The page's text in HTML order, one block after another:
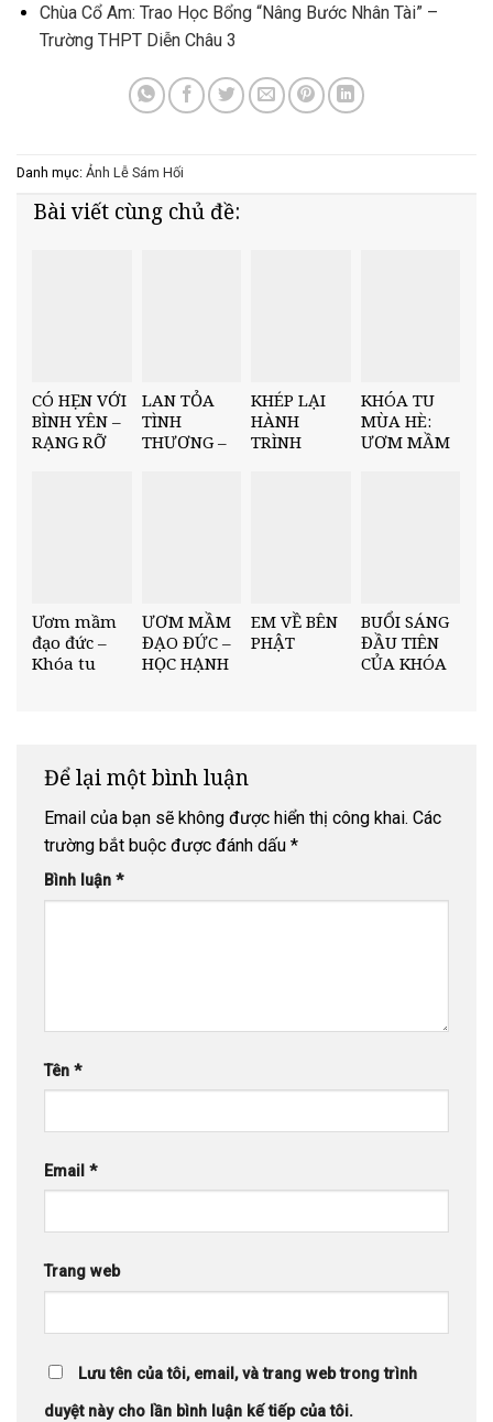
Chùa Cổ Am: Trao Học Bổng “Nâng Bước Nhân Tài” –
Trường THPT Diễn Châu 3
Danh mục: Ảnh Lễ Sám Hối
Bài viết cùng chủ đề:
CÓ HẸN VỚI
BÌNH YÊN –
RẠNG RỠ
LAN TỎA
TÌNH
THƯƠNG –
KHÉP LẠI
HÀNH
TRÌNH
KHÓA TU
MÙA HÈ:
ƯƠM MẦM
Ươm mầm
đạo đức –
Khóa tu
ƯƠM MẦM
ĐẠO ĐỨC –
HỌC HẠNH
EM VỀ BÊN
PHẬT
BUỔI SÁNG
ĐẦU TIÊN
CỦA KHÓA
Để lại một bình luận
Email của bạn sẽ không được hiển thị công khai. Các
trường bắt buộc được đánh dấu *
Bình luận *
Tên *
Email *
Trang web
Lưu tên của tôi, email, và trang web trong trình
duyệt này cho lần bình luận kế tiếp của tôi.